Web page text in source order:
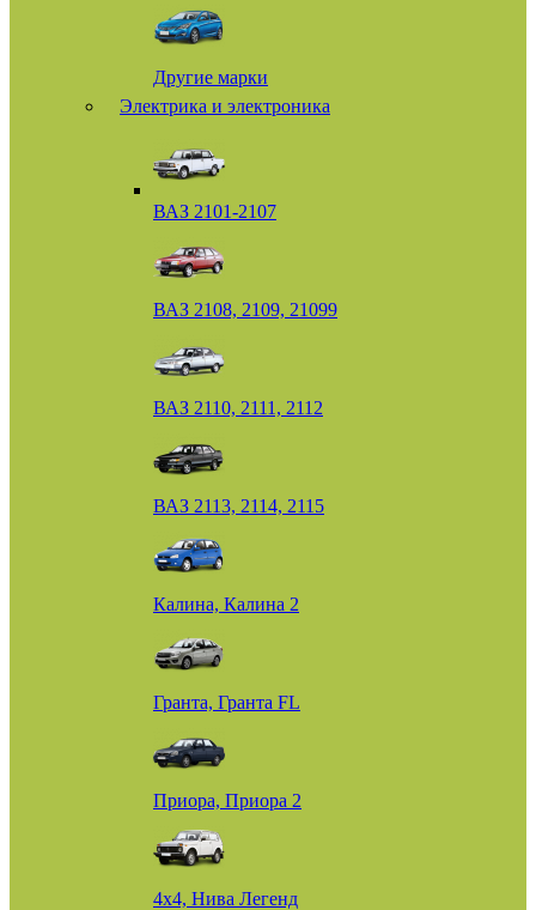
Другие марки
Электрика и электроника
ВАЗ 2101-2107
ВАЗ 2108, 2109, 21099
ВАЗ 2110, 2111, 2112
ВАЗ 2113, 2114, 2115
Калина, Калина 2
Гранта, Гранта FL
Приора, Приора 2
4х4, Нива Легенд